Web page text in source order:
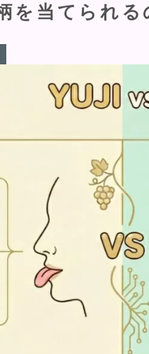
を当てられる